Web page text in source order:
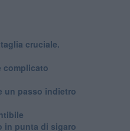
cruciale.
complicato
un passo indietro
in punta di sigaro